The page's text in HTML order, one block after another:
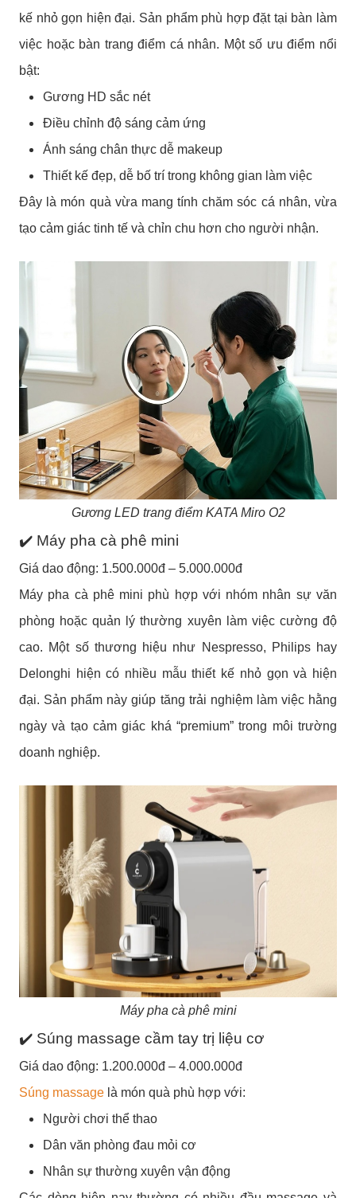
kế nhỏ gọn hiện đại. Sản phẩm phù hợp đặt tại bàn làm
việc hoặc bàn trang điểm cá nhân. Một số ưu điểm nổi
bật:
Gương HD sắc nét
Điều chỉnh độ sáng cảm ứng
Ánh sáng chân thực dễ makeup
Thiết kế đẹp, dễ bố trí trong không gian làm việc
Đây là món quà vừa mang tính chăm sóc cá nhân, vừa
tạo cảm giác tinh tế và chỉn chu hơn cho người nhận.
Gương LED trang điểm KATA Miro O2
✔️ Máy pha cà phê mini
Giá dao động: 1.500.000đ – 5.000.000đ
Máy pha cà phê mini phù hợp với nhóm nhân sự văn
phòng hoặc quản lý thường xuyên làm việc cường độ
cao. Một số thương hiệu như Nespresso, Philips hay
Delonghi hiện có nhiều mẫu thiết kế nhỏ gọn và hiện
đại. Sản phẩm này giúp tăng trải nghiệm làm việc hằng
ngày và tạo cảm giác khá “premium” trong môi trường
doanh nghiệp.
Máy pha cà phê mini
✔️ Súng massage cầm tay trị liệu cơ
Giá dao động: 1.200.000đ – 4.000.000đ
Súng massage là món quà phù hợp với:
Người chơi thể thao
Dân văn phòng đau mỏi cơ
Nhân sự thường xuyên vận động